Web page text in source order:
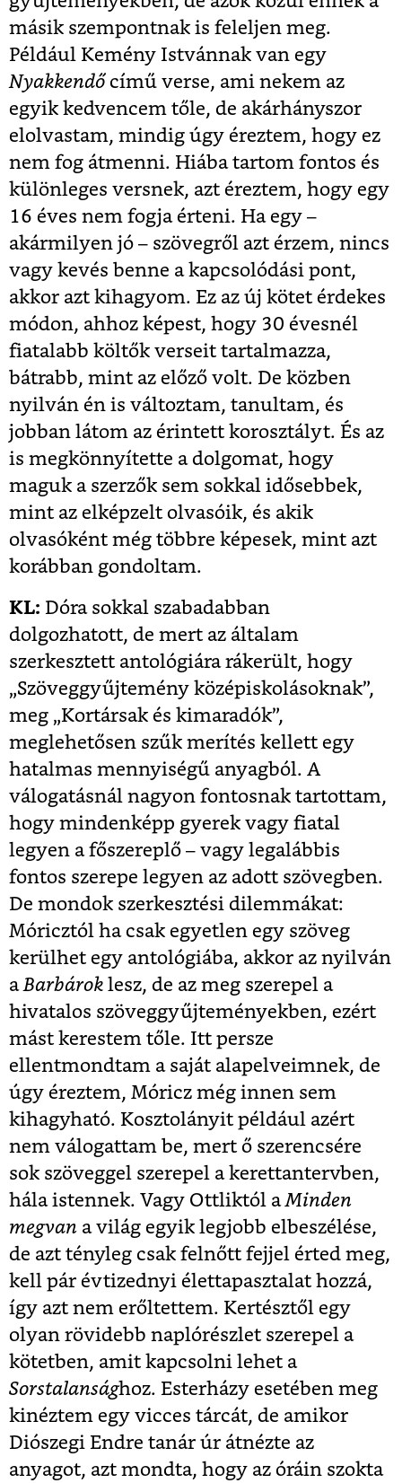
másik szempontnak is feleljen meg.
Például Kemény Istvánnak van egy
Nyakkendő című verse, ami nekem az
egyik kedvencem tőle, de akárhányszor
elolvastam, mindig úgy éreztem, hogy ez
nem fog átmenni. Hiába tartom fontos és
különleges versnek, azt éreztem, hogy egy
16 éves nem fogja érteni. Ha egy –
akármilyen jó – szövegről azt érzem, nincs
vagy kevés benne a kapcsolódási pont,
akkor azt kihagyom. Ez az új kötet érdekes
módon, ahhoz képest, hogy 30 évesnél
fiatalabb költők verseit tartalmazza,
bátrabb, mint az előző volt. De közben
nyilván én is változtam, tanultam, és
jobban látom az érintett korosztályt. És az
is megkönnyítette a dolgomat, hogy
maguk a szerzők sem sokkal idősebbek,
mint az elképzelt olvasóik, és akik
olvasóként még többre képesek, mint azt
korábban gondoltam.
KL: Dóra sokkal szabadabban
dolgozhatott, de mert az általam
szerkesztett antológiára rákerült, hogy
„Szöveggyűjtemény középiskolásoknak”,
meg „Kortársak és kimaradók”,
meglehetősen szűk merítés kellett egy
hatalmas mennyiségű anyagból. A
válogatásnál nagyon fontosnak tartottam,
hogy mindenképp gyerek vagy fiatal
legyen a főszereplő – vagy legalábbis
fontos szerepe legyen az adott szövegben.
De mondok szerkesztési dilemmákat:
Móricztól ha csak egyetlen egy szöveg
kerülhet egy antológiába, akkor az nyilván
aBarbárok lesz, de az meg szerepel a
hivatalos szöveggyűjteményekben, ezért
mást kerestem tőle. Itt persze
ellentmondtam a saját alapelveimnek, de
úgy éreztem, Móricz még innen sem
kihagyható. Kosztolányit például azért
nem válogattam be, mert ő szerencsére
sok szöveggel szerepel a kerettantervben,
hála istennek. Vagy Ottliktól aMinden
megvan a világ egyik legjobb elbeszélése,
de azt tényleg csak felnőtt fejjel érted meg,
kell pár évtizednyi élettapasztalat hozzá,
így azt nem erőltettem. Kertésztől egy
olyan rövidebb naplórészlet szerepel a
kötetben, amit kapcsolni lehet a
Sorstalansághoz. Esterházy esetében meg
kinéztem egy vicces tárcát, de amikor
Diószegi Endre tanár úr átnézte az
anyagot, azt mondta, hogy az óráin szokta